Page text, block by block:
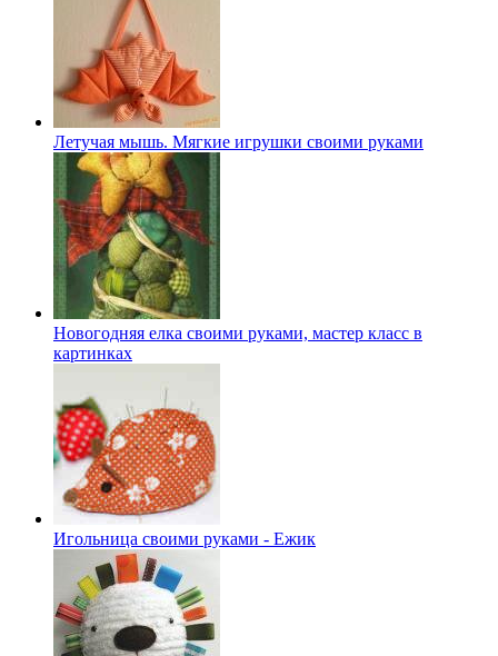
Летучая мышь. Мягкие игрушки своими руками
Новогодняя елка своими руками, мастер класс в
картинках
Игольница своими руками - Ежик